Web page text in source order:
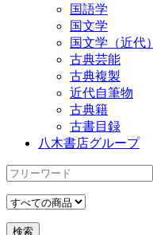
国語学
国文学
国文学（近代）
古典芸能
古典複製
近代自筆物
古典籍
古書目録
八木書店グループ